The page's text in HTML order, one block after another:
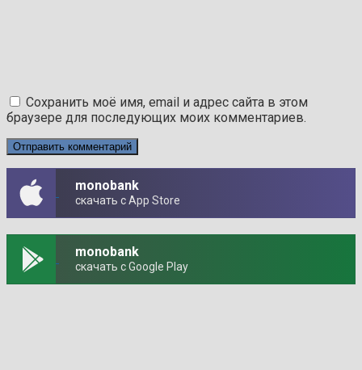
Сохранить моё имя, email и адрес сайта в этом
браузере для последующих моих комментариев.
monobank
скачать с App Store
monobank
скачать с Google Play